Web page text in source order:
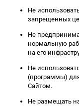
Не
запрещенных
Не
нормальную
на его
Не
(программы)
Сайтом.
Не размещать